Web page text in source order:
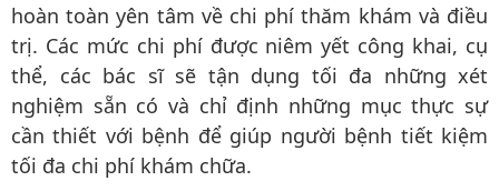
hoàn toàn yên tâm về chi phí thăm khám và điều
trị. Các mức chi phí được niêm yết công khai, cụ
thể, các bác sĩ sẽ tận dụng tối đa những xét
nghiệm sẵn có và chỉ định những mục thực sự
cần thiết với bệnh để giúp người bệnh tiết kiệm
tối đa chi phí khám chữa.